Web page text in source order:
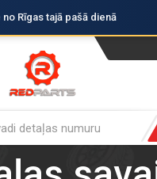
Rīgas tajā pašā dienā